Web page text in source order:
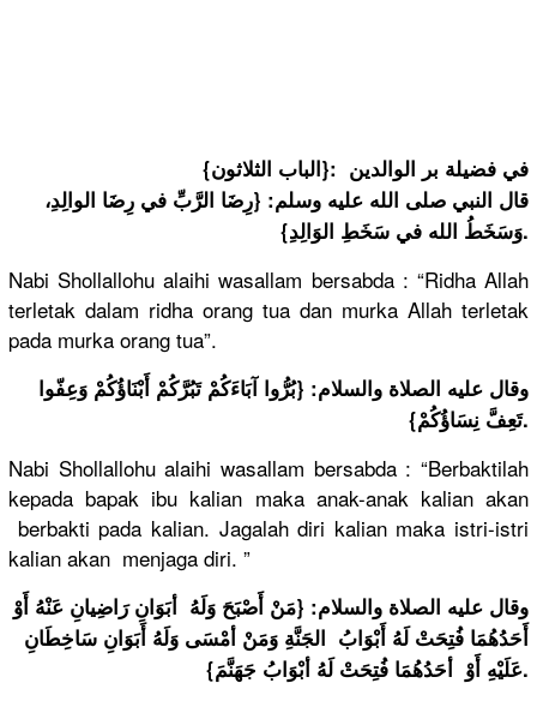
{الباب الثلاثون}: في فضيلة بر الوالدين
قال النبي صلى الله عليه وسلم: {رِضَا الرَّبِّ في رِضَا الوالِدِ،
وَسَخَطُ الله في سَخَطِ الوَالِدِ}.
Nabi Shollallohu alaihi wasallam bersabda : “Ridha Allah
terletak dalam ridha orang tua dan murka Allah terletak
pada murka orang tua”.
وقال عليه الصلاة والسلام: {بُرُّوا آبَاءَكُمْ تَبُرَّكُمْ أَبْنَاؤُكُمْ وَعِفّوا
تَعِفَّ نِسَاؤُكُمْ}.
Nabi Shollallohu alaihi wasallam bersabda : “Berbaktilah
kepada bapak ibu kalian maka anak-anak kalian akan
berbakti pada kalian. Jagalah diri kalian maka istri-istri
kalian akan menjaga diri. ”
وقال عليه الصلاة والسلام: {مَنْ أَصْبَحَ وَلَهُ أبَوَانِ رَاضِيانِ عَنْهُ أَوْ
أَحَدُهُمَا فُتِحَتْ لَهُ أَبْوَابُ الجَنَّةِ وَمَنْ أمْسَى وَلَهُ أَبَوَانِ سَاخِطَانِ
عَلَيْهِ أَوْ أحَدُهُمَا فُتِحَتْ لَهُ أبْوَابُ جَهَنَّمَ}.